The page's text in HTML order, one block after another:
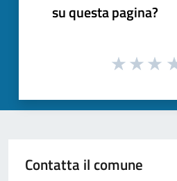
su questa pagina?
Contatta il comune